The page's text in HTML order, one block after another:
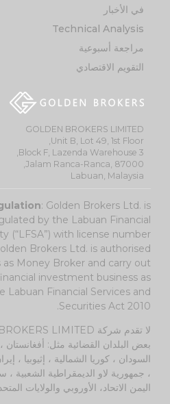
في الأخبار
Technical Analysis
مراجعة أسبوعية
التقويم الاقتصادي
GOLDEN BROKERS LIMITED
Unit B, Lot 49, 1st Floor,
Block F, Lazenda Warehouse 3,
Jalam Ranca-Ranca, 87000,
Labuan, Malaysia
: Golden Brokers Ltd. is
by the Labuan Financial
(“LFSA”) with license number
Brokers Ltd. is authorised
Money Broker and carry out
investment business as
Financial Services and
Securities Act 2010.
بعض البلدان القضائية مثل: أفغانستان
السودان ، كوريا الشمالية ، إثيوبيا ،
، جمهورية لاو الديمقراطية الشعبية ،
اليمن الاتحاد، الأوروبي والولايات